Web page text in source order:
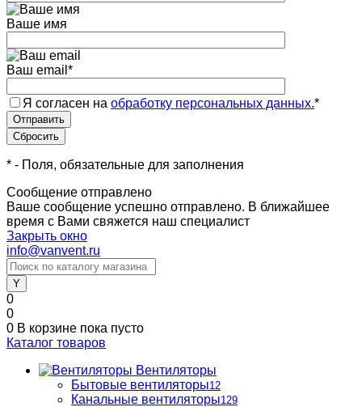
Ваше имя
Ваш email *
Я согласен на обработку персональных данных.*
* - Поля, обязательные для заполнения
Сообщение отправлено
Ваше сообщение успешно отправлено. В ближайшее
время с Вами свяжется наш специалист
Закрыть окно
info@vanvent.ru
0
0
0 В корзине пока пусто
Каталог товаров
Вентиляторы
Бытовые вентиляторы12
Канальные вентиляторы129